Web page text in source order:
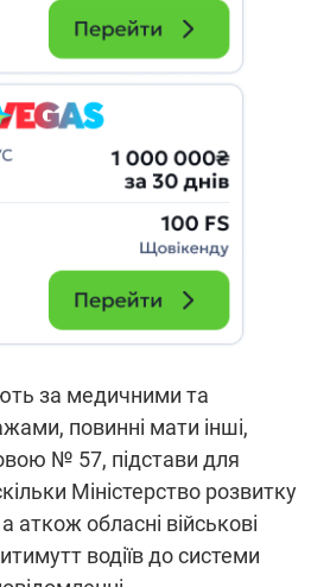
за медичними та
повинні мати інші,
№ 57, підстави для
Міністерство розвитку
аткож обласні військові
водіїв до системи